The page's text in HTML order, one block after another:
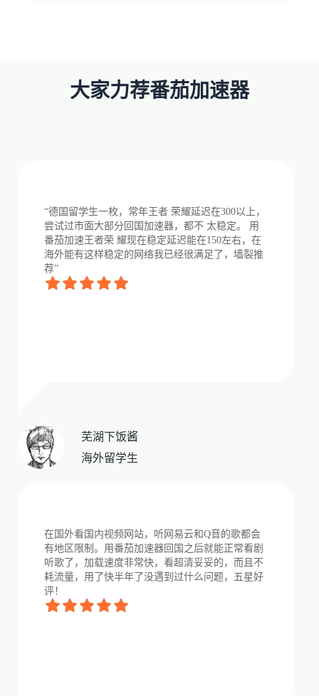
大家力荐番茄加速器
“德国留学生一枚，常年王者 荣耀延迟在300以上，
尝试过市面大部分回国加速器，都不 太稳定。 用
番茄加速王者荣 耀现在稳定延迟能在150左右，在
海外能有这样稳定的网络我已经很满足了，墙裂推
荐”
芜湖下饭酱
海外留学生
在国外看国内视频网站，听网易云和Q音的歌都会
有地区限制。用番茄加速器回国之后就能正常看剧
听歌了，加载速度非常快，看超清妥妥的，而且不
耗流量，用了快半年了没遇到过什么问题，五星好
评！